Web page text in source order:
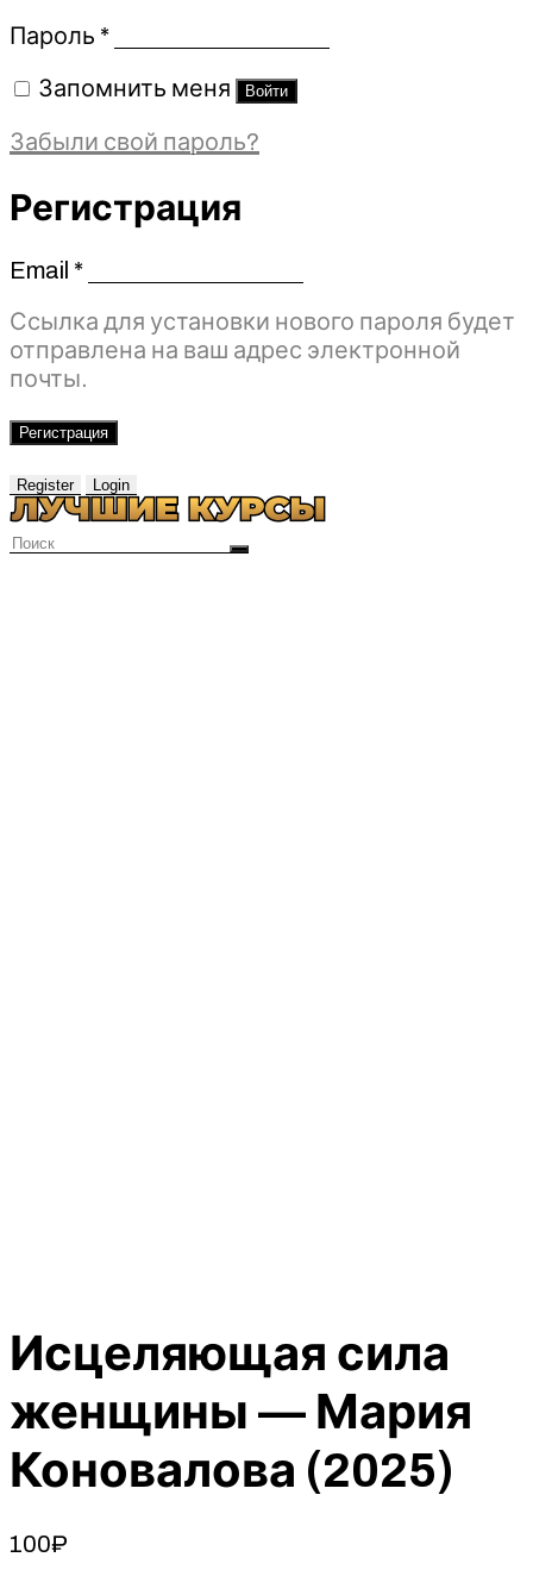
Пароль *Обязательно
Запомнить меня Войти
Забыли свой пароль?
Регистрация
Email *Обязательно
Ссылка для установки нового пароля будет
отправлена ​​на ваш адрес электронной
почты.
Регистрация
Register Login
Исцеляющая сила
женщины — Мария
Коновалова (2025)
100₽